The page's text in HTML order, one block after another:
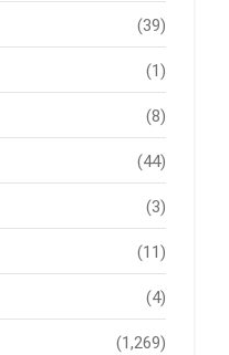
(39)
(1)
(8)
(44)
(3)
(11)
(4)
(1,269)